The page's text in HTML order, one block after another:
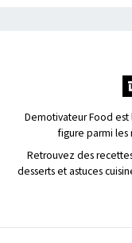
Demotivateur Food
figure parmi les
Retrouvez des
desserts et astuces